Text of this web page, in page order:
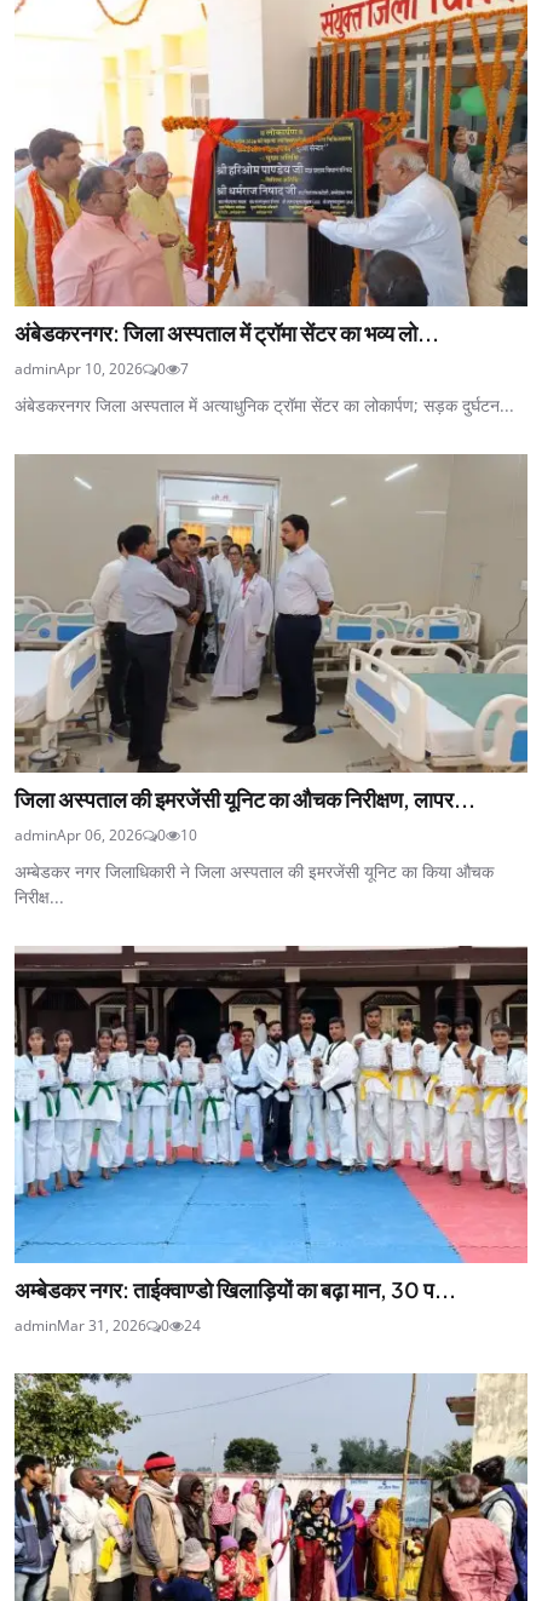
अंबेडकरनगर: जिला अस्पताल में ट्रॉमा सेंटर का भव्य लो...
adminApr 10, 2026 0 7
अंबेडकरनगर जिला अस्पताल में अत्याधुनिक ट्रॉमा सेंटर का लोकार्पण; सड़क दुर्घटन...
जिला अस्पताल की इमरजेंसी यूनिट का औचक निरीक्षण, लापर...
adminApr 06, 2026 0 10
अम्बेडकर नगर जिलाधिकारी ने जिला अस्पताल की इमरजेंसी यूनिट का किया औचक
निरीक्ष...
अम्बेडकर नगर: ताईक्वाण्डो खिलाड़ियों का बढ़ा मान, 30 प...
adminMar 31, 2026 0 24